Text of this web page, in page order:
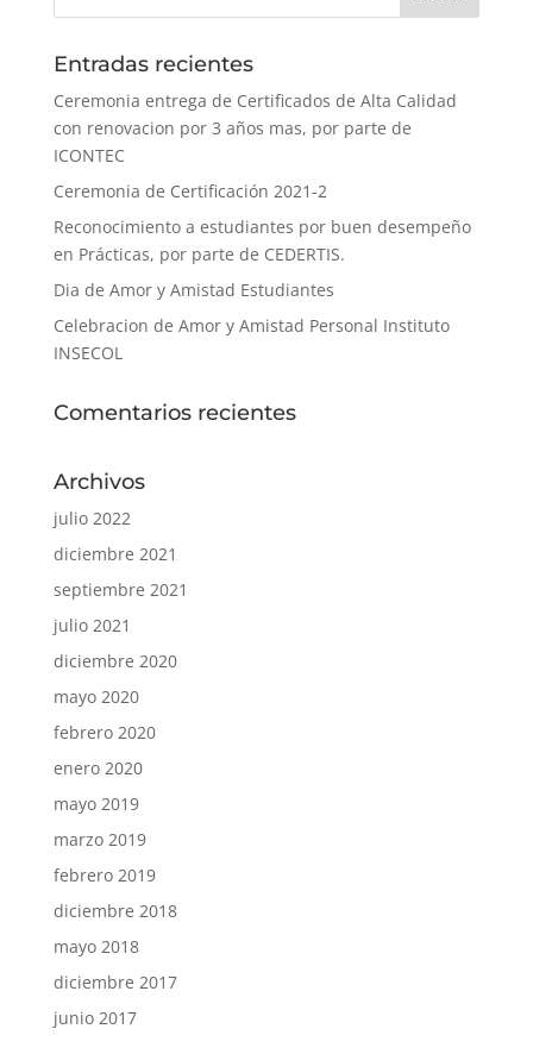
Entradas recientes
Ceremonia entrega de Certificados de Alta Calidad
con renovacion por 3 años mas, por parte de
ICONTEC
Ceremonia de Certificación 2021-2
Reconocimiento a estudiantes por buen desempeño
en Prácticas, por parte de CEDERTIS.
Dia de Amor y Amistad Estudiantes
Celebracion de Amor y Amistad Personal Instituto
INSECOL
Comentarios recientes
Archivos
julio 2022
diciembre 2021
septiembre 2021
julio 2021
diciembre 2020
mayo 2020
febrero 2020
enero 2020
mayo 2019
marzo 2019
febrero 2019
diciembre 2018
mayo 2018
diciembre 2017
junio 2017